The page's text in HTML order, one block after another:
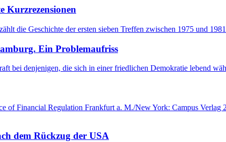
Kurzrezensionen
die Geschichte der ersten sieben Treffen zwischen 1975 und
Ein Problemaufriss
bei denjenigen, die sich in einer friedlichen Demokratie lebend
of Financial Regulation Frankfurt a. M./New York: Campus Verlag
dem Rückzug der USA